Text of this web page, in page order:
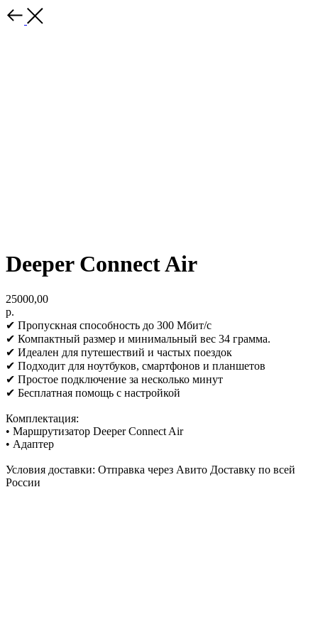
Deeper Connect Air
25000,00
р.
✔ Пропускная способность до 300 Мбит/с
✔ Компактный размер и минимальный вес 34 грамма.
✔ Идеален для путешествий и частых поездок
✔ Подходит для ноутбуков, смартфонов и планшетов
✔ Простое подключение за несколько минут
✔ Бесплатная помощь с настройкой
Комплектация:
• Маршрутизатор Deeper Connect Air
• Адаптер
Условия доставки: Отправка через Авито Доставку по всей
России